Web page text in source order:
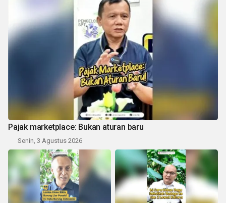
Pajak marketplace: Bukan aturan baru
Senin, 3 Agustus 2026